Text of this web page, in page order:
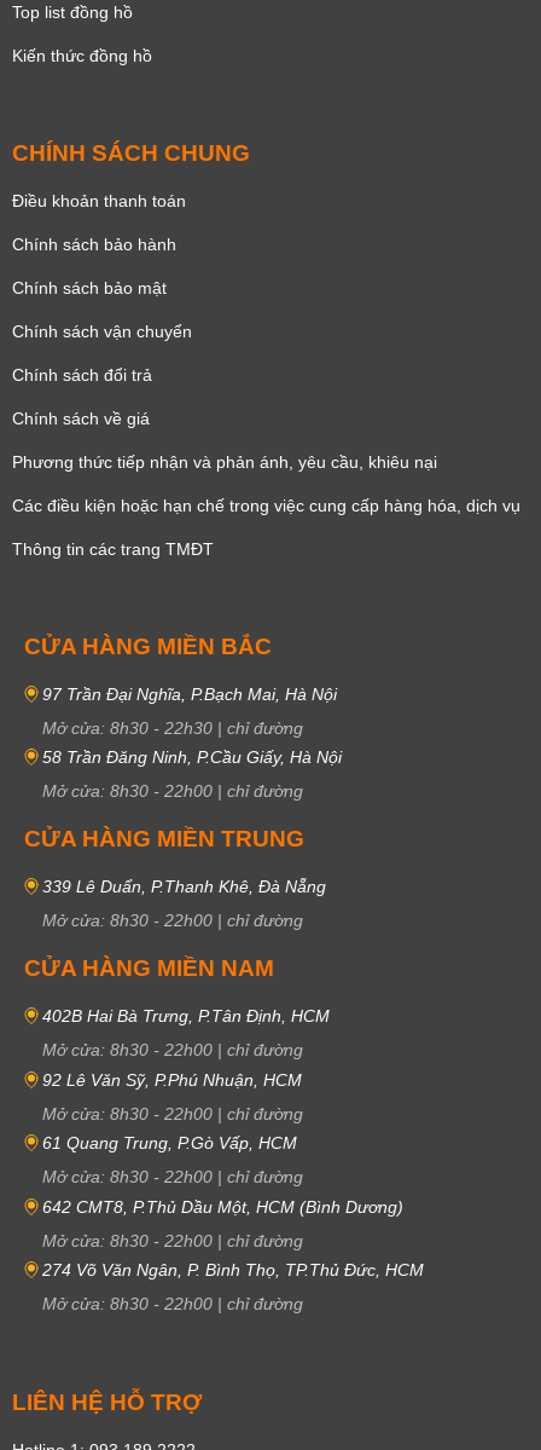
Top list đồng hồ
Kiến thức đồng hồ
CHÍNH SÁCH CHUNG
Điều khoản thanh toán
Chính sách bảo hành
Chính sách bảo mật
Chính sách vận chuyển
Chính sách đổi trả
Chính sách về giá
Phương thức tiếp nhận và phản ánh, yêu cầu, khiêu nại
Các điều kiện hoặc hạn chế trong việc cung cấp hàng hóa, dịch vụ
Thông tin các trang TMĐT
CỬA HÀNG MIỀN BẮC
97 Trần Đại Nghĩa, P.Bạch Mai, Hà Nội
Mở cửa: 8h30 - 22h30 | chỉ đường
58 Trần Đăng Ninh, P.Cầu Giấy, Hà Nội
Mở cửa: 8h30 - 22h00 | chỉ đường
CỬA HÀNG MIỀN TRUNG
339 Lê Duẩn, P.Thanh Khê, Đà Nẵng
Mở cửa: 8h30 - 22h00 | chỉ đường
CỬA HÀNG MIỀN NAM
402B Hai Bà Trưng, P.Tân Định, HCM
Mở cửa: 8h30 - 22h00 | chỉ đường
92 Lê Văn Sỹ, P.Phú Nhuận, HCM
Mở cửa: 8h30 - 22h00 | chỉ đường
61 Quang Trung, P.Gò Vấp, HCM
Mở cửa: 8h30 - 22h00 | chỉ đường
642 CMT8, P.Thủ Dầu Một, HCM (Bình Dương)
Mở cửa: 8h30 - 22h00 | chỉ đường
274 Võ Văn Ngân, P. Bình Thọ, TP.Thủ Đức, HCM
Mở cửa: 8h30 - 22h00 | chỉ đường
LIÊN HỆ HỖ TRỢ